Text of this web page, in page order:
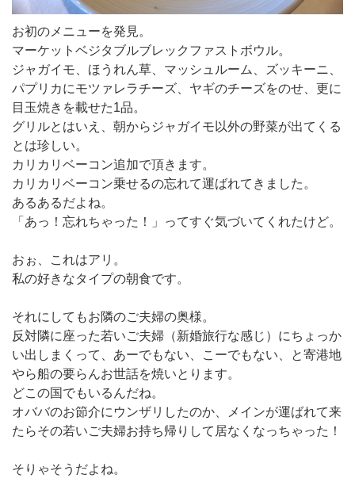
お初のメニューを発見。
マーケットベジタブルブレックファストボウル。
ジャガイモ、ほうれん草、マッシュルーム、ズッキーニ、
パプリカにモツァレラチーズ、ヤギのチーズをのせ、更に
目玉焼きを載せた1品。
グリルとはいえ、朝からジャガイモ以外の野菜が出てくる
とは珍しい。
カリカリベーコン追加で頂きます。
カリカリベーコン乗せるの忘れて運ばれてきました。
あるあるだよね。
「あっ！忘れちゃった！」ってすぐ気づいてくれたけど。
おぉ、これはアリ。
私の好きなタイプの朝食です。
それにしてもお隣のご夫婦の奥様。
反対隣に座った若いご夫婦（新婚旅行な感じ）にちょっか
い出しまくって、あーでもない、こーでもない、と寄港地
やら船の要らんお世話を焼いとります。
どこの国でもいるんだね。
オババのお節介にウンザリしたのか、メインが運ばれて来
たらその若いご夫婦お持ち帰りして居なくなっちゃった！
そりゃそうだよね。